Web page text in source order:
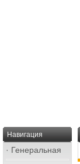
Навигация
· Генеральная